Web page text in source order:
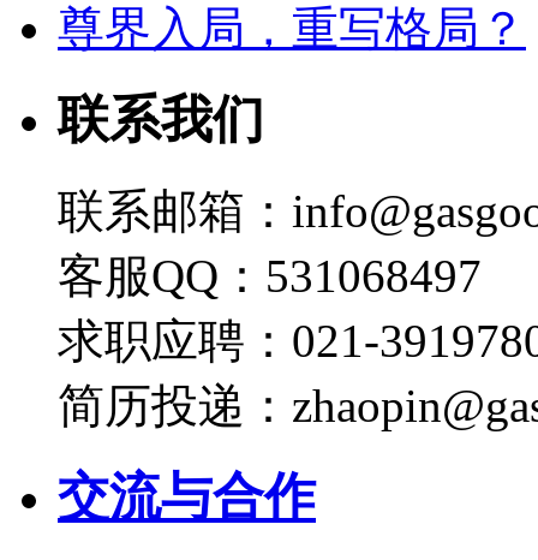
尊界入局，重写格局？
联系我们
联系邮箱：
客服QQ：531068497
求职应聘：021-
简历投递：
交流与合作